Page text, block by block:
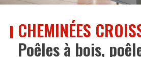
CHEMINÉES
Poêles à bois,